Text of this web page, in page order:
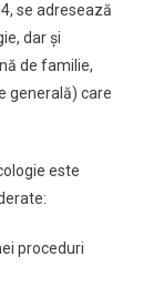
se adresează
dar şi
de familie,
generală) care
este
proceduri